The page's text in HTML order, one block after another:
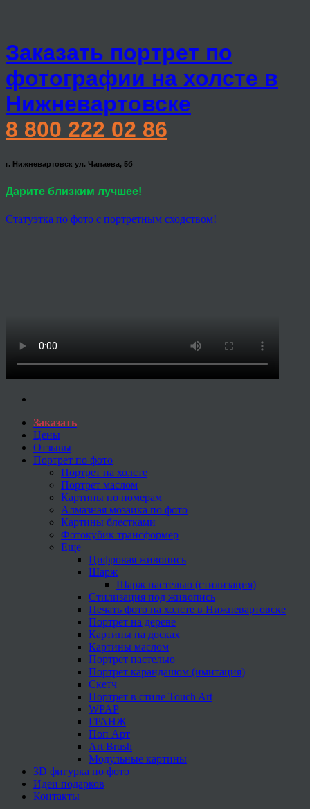
Заказать портрет по
фотографии на холсте в
Нижневартовске
8 800 222 02 86
г. Нижневартовск ул. Чапаева, 5б
Дарите близким лучшее!
Статуэтка по фото с портретным сходством!
Заказать
Цены
Отзывы
Портрет по фото
Портрет на холсте
Портрет маслом
Картины по номерам
Алмазная мозаика по фото
Картины блестками
Фотокубик трансформер
Еще
Цифровая живопись
Шарж
Шарж пастелью (стилизация)
Стилизация под живопись
Печать фото на холсте в Нижневартовске
Портрет на дереве
Картины на досках
Картины маслом
Портрет пастелью
Портрет карандашом (имитация)
Скетч
Портрет в стиле Touch Art
WPAP
ГРАНЖ
Поп Арт
Art Brush
Модульные картины
3D фигурка по фото
Идеи подарков
Контакты